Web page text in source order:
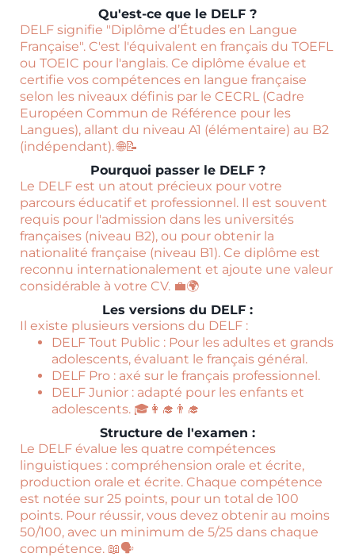
Qu'est-ce que le DELF ?
DELF signifie "Diplôme d’Études en Langue
Française". C'est l'équivalent en français du TOEFL
ou TOEIC pour l'anglais. Ce diplôme évalue et
certifie vos compétences en langue française
selon les niveaux définis par le CECRL (Cadre
Européen Commun de Référence pour les
Langues), allant du niveau A1 (élémentaire) au B2
(indépendant). 🌐📝
Pourquoi passer le DELF ?
Le DELF est un atout précieux pour votre
parcours éducatif et professionnel. Il est souvent
requis pour l'admission dans les universités
françaises (niveau B2), ou pour obtenir la
nationalité française (niveau B1). Ce diplôme est
reconnu internationalement et ajoute une valeur
considérable à votre CV. 💼🌍
Les versions du DELF :
Il existe plusieurs versions du DELF :
DELF Tout Public : Pour les adultes et grands
adolescents, évaluant le français général.
DELF Pro : axé sur le français professionnel.
DELF Junior : adapté pour les enfants et
adolescents. 🎓👩‍🎓👨‍🎓
Structure de l'examen :
Le DELF évalue les quatre compétences
linguistiques : compréhension orale et écrite,
production orale et écrite. Chaque compétence
est notée sur 25 points, pour un total de 100
points. Pour réussir, vous devez obtenir au moins
50/100, avec un minimum de 5/25 dans chaque
compétence. 📖🗣️